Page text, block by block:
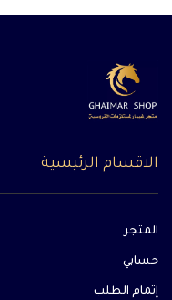
الاقسام الرئيسية
المتجر
حسابي
إتمام الطلب